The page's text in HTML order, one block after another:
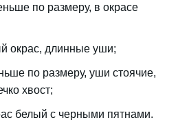
по размеру, в окрасе
окрас, длинные уши;
по размеру, уши стоячие,
хвост;
белый с черными пятнами.